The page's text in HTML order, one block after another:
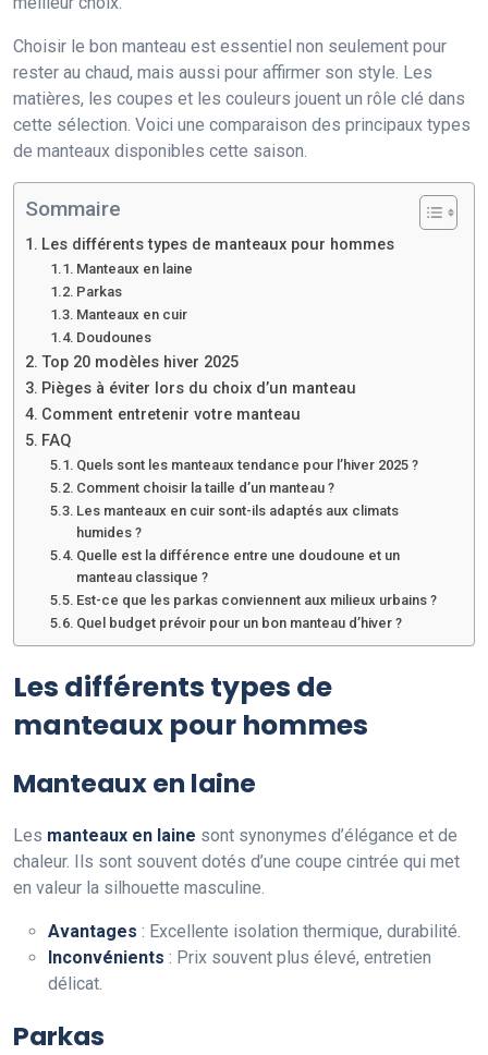
Choisir le bon manteau est essentiel non seulement pour
rester au chaud, mais aussi pour affirmer son style. Les
matières, les coupes et les couleurs jouent un rôle clé dans
cette sélection. Voici une comparaison des principaux types
de manteaux disponibles cette saison.
Sommaire
Les différents types de manteaux pour hommes
Manteaux en laine
Parkas
Manteaux en cuir
Doudounes
Top 20 modèles hiver 2025
Pièges à éviter lors du choix d’un manteau
Comment entretenir votre manteau
FAQ
Quels sont les manteaux tendance pour l’hiver 2025 ?
Comment choisir la taille d’un manteau ?
Les manteaux en cuir sont-ils adaptés aux climats
humides ?
Quelle est la différence entre une doudoune et un
manteau classique ?
Est-ce que les parkas conviennent aux milieux urbains ?
Quel budget prévoir pour un bon manteau d’hiver ?
Les différents types de
manteaux pour hommes
Manteaux en laine
Les manteaux en laine sont synonymes d’élégance et de
chaleur. Ils sont souvent dotés d’une coupe cintrée qui met
en valeur la silhouette masculine.
Avantages : Excellente isolation thermique, durabilité.
Inconvénients : Prix souvent plus élevé, entretien
délicat.
Parkas